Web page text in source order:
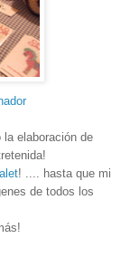
elaboración de
! .... hasta que mi
de todos los